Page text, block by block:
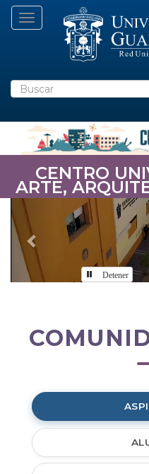
Pasar
Toggle navigation
Buscar
CENTRO
ARTE,
Previous
Detener
Comunidad